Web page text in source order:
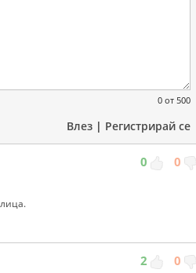
0 от 500
Влез | Регистрирай се
0 0
2 0